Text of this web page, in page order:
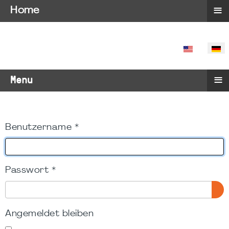
SPRACHE
Menu ≡
Benutzername *
Passwort *
Angemeldet bleiben
Home ≡